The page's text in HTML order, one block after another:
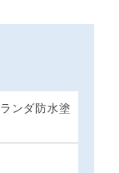
ンダ防水塗